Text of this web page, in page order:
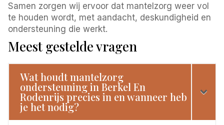
Samen zorgen wij ervoor dat mantelzorg weer vol
te houden wordt, met aandacht, deskundigheid en
ondersteuning die werkt.
Meest gestelde vragen
Wat houdt mantelzorg
ondersteuning in Berkel En
Rodenrijs precies in en wanneer heb
je het nodig?